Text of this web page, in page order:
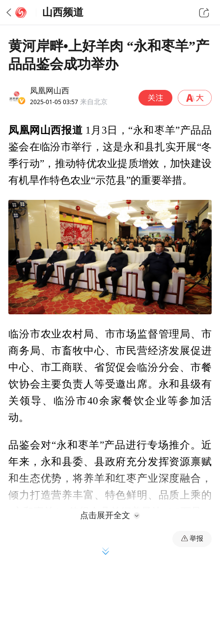
山西频道
黄河岸畔•上好羊肉 “永和枣羊”产
品品鉴会成功举办
凤凰网山西
2025-01-05 03:57 来自北京
凤凰网山西报道 1月3日，“永和枣羊”产品品
鉴会在临汾市举行，这是永和县扎实开展“冬
季行动”，推动特优农业提质增效，加快建设
有机旱作特色农业“示范县”的重要举措。
临汾市农业农村局、市市场监督管理局、市
商务局、市畜牧中心、市民营经济发展促进
中心、市工商联、省贸促会临汾分会、市餐
饮协会主要负责人等受邀出席。永和县级有
关领导、临汾市40余家餐饮企业等参加活
动。
品鉴会对“永和枣羊”产品进行专场推介。近
年来，永和县委、县政府充分发挥资源禀赋
和生态优势，将养羊和红枣产业深度融合，
倾力打造营养丰富、特色鲜明、品质上乘的
“永和枣羊”，使得全县羊饲养量达40.5万只，
县行列。特别是，持续深化“院县合作”，走
点击展开全文
举报